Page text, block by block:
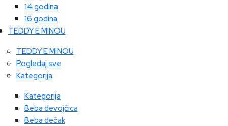
14 godina
16 godina
TEDDY E MINOU
TEDDY E MINOU
Pogledaj sve
Kategorija
Kategorija
Beba devojčica
Beba dečak